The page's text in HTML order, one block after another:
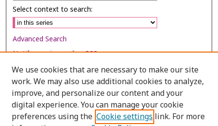
Select context to search:
Advanced Search
Notify me via email orRSS
Browse
Collections
Disciplines
Authors
We use cookies that are necessary to make our site
work. We may also use additional cookies to analyze,
improve, and personalize our content and your
digital experience. You can manage your cookie
preferences using the Cookie settings link. For more